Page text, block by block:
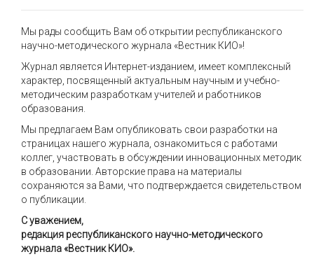
Мы рады сообщить Вам об открытии республиканского
научно-методического журнала «Вестник КИО»!
Журнал является Интернет-изданием, имеет комплексный
характер, посвященный актуальным научным и учебно-
методическим разработкам учителей и работников
образования.
Мы предлагаем Вам опубликовать свои разработки на
страницах нашего журнала, ознакомиться с работами
коллег, участвовать в обсуждении инновационных методик
в образовании. Авторские права на материалы
сохраняются за Вами, что подтверждается свидетельством
о публикации.
С уважением,
редакция республиканского научно-методического
журнала «Вестник КИО».